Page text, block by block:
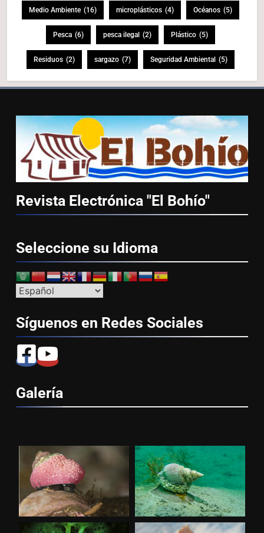
Medio Ambiente (16) microplásticos (4) Océanos (5)
Pesca (6) pesca ilegal (2) Plástico (5)
Residuos (2) sargazo (7) Seguridad Ambiental (5)
Revista Electrónica "El Bohío"
Seleccione su Idioma
Síguenos en Redes Sociales
Galería